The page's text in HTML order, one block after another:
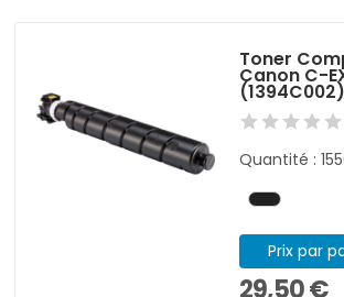
Toner
Canon C-
Quantité :
Prix par
29,50 €